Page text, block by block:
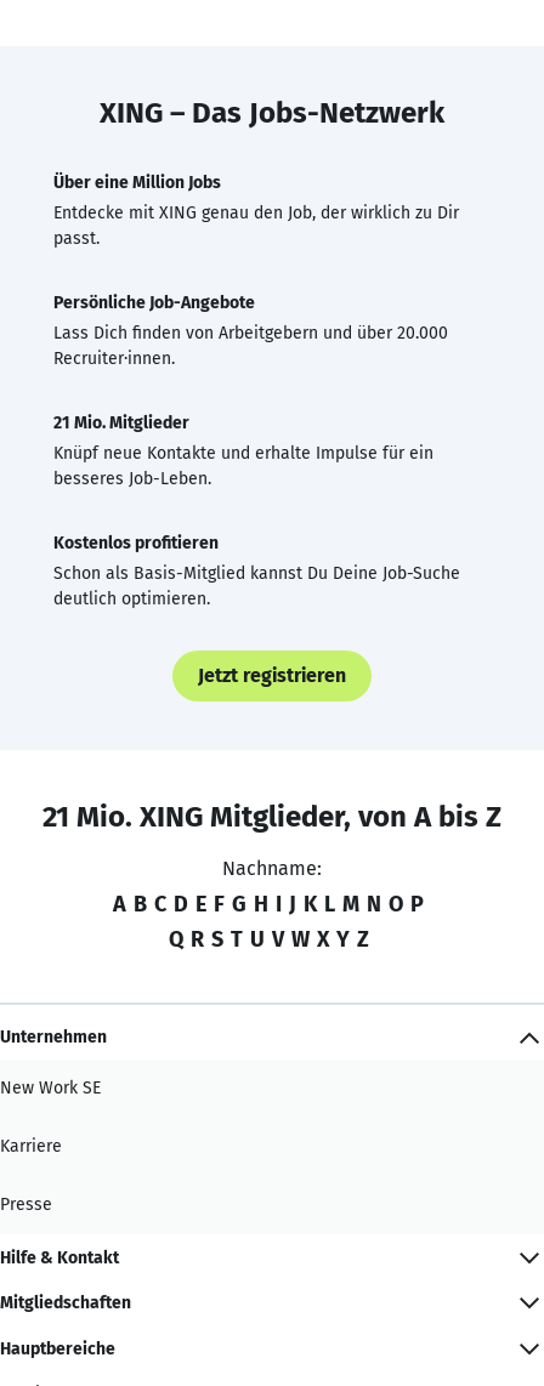
XING – Das Jobs-Netzwerk
Über eine Million Jobs
Entdecke mit XING genau den Job, der wirklich zu Dir
passt.
Persönliche Job-Angebote
Lass Dich finden von Arbeitgebern und über 20.000
Recruiter·innen.
21 Mio. Mitglieder
Knüpf neue Kontakte und erhalte Impulse für ein
besseres Job-Leben.
Kostenlos profitieren
Schon als Basis-Mitglied kannst Du Deine Job-Suche
deutlich optimieren.
Jetzt registrieren
21 Mio. XING Mitglieder, von A bis Z
Nachname:
A B C D E F G H I J K L M N O P
Q R S T U V W X Y Z
Unternehmen
New Work SE
Karriere
Presse
Hilfe & Kontakt
Mitgliedschaften
Hauptbereiche